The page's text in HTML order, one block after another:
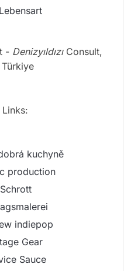
- DenizyıldızıConsult,
kuchyně
production
indiepop
Gear
Sauce